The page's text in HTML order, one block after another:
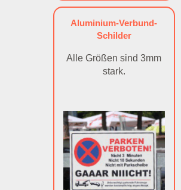
Aluminium-Verbund-
Schilder
Alle Größen sind 3mm
stark.